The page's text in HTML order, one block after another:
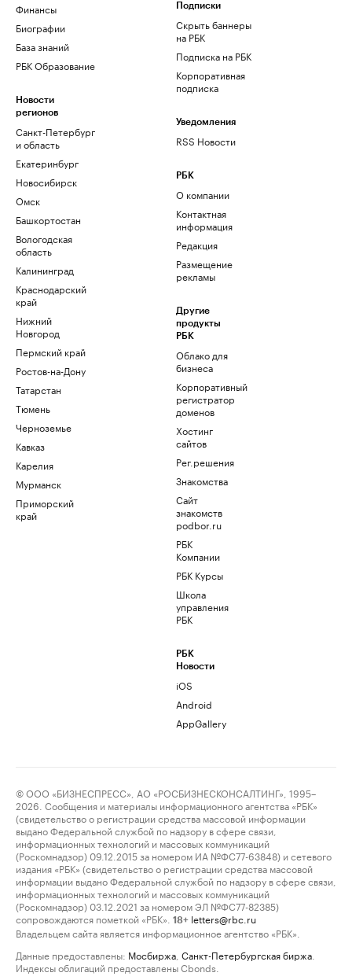
Финансы
Биографии
База знаний
РБК Образование
Новости
регионов
Санкт-Петербург
и область
Екатеринбург
Новосибирск
Омск
Башкортостан
Вологодская
область
Калининград
Краснодарский
край
Нижний
Новгород
Пермский край
Ростов-на-Дону
Татарстан
Тюмень
Черноземье
Кавказ
Карелия
Мурманск
Приморский
край
Подписки
Скрыть баннеры
на РБК
Подписка на РБК
Корпоративная
подписка
Уведомления
RSS Новости
РБК
О компании
Контактная
информация
Редакция
Размещение
рекламы
Другие
продукты
РБК
Облако для
бизнеса
Корпоративный
регистратор
доменов
Хостинг
сайтов
Рег.решения
Знакомства
Сайт
знакомств
podbor.ru
РБК
Компании
РБК Курсы
Школа
управления
РБК
РБК
Новости
iOS
Android
AppGallery
© ООО «БИЗНЕСПРЕСС», АО «РОСБИЗНЕСКОНСАЛТИНГ», 1995–
2026. Сообщения и материалы информационного агентства «РБК»
(свидетельство о регистрации средства массовой информации
выдано Федеральной службой по надзору в сфере связи,
информационных технологий и массовых коммуникаций
(Роскомнадзор) 09.12.2015 за номером ИА №ФС77-63848) и сетевого
издания «РБК» (свидетельство о регистрации средства массовой
информации выдано Федеральной службой по надзору в сфере связи,
информационных технологий и массовых коммуникаций
(Роскомнадзор) 03.12.2021 за номером ЭЛ №ФС77-82385)
сопровождаются пометкой «РБК».
18+ letters@rbc.ru
Владельцем сайта является информационное агентство «РБК».
Данные предоставлены: Мосбиржа Санкт-Петербургская биржа
Индексы облигаций предоставлены Cbonds.